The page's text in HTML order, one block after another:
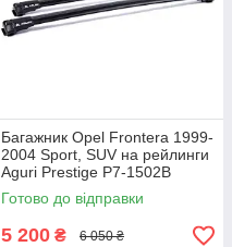
Багажник Opel Frontera 1999-
2004 Sport, SUV на рейлинги
Aguri Prestige P7-1502B
Готово до відправки
5 200 ₴ 6 050 ₴